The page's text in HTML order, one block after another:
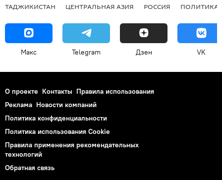
ТАДЖИКИСТАН ЦЕНТРАЛЬНАЯ АЗИЯ РОССИЯ ПОЛИТИКА
Макс Telegram Дзен VK
О проекте Контакты Правила использования
Реклама Новости компаний
Политика конфиденциальности
Политика использования Cookie
Правила применения рекомендательных
технологий
Обратная связь